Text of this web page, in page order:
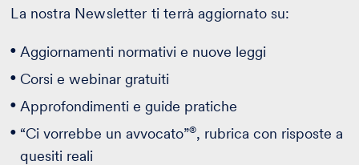
La nostra Newsletter ti terrà aggiornato su:
Aggiornamenti normativi e nuove leggi
Corsi e webinar gratuiti
Approfondimenti e guide pratiche
“Ci vorrebbe un avvocato”®, rubrica con risposte a
quesiti reali